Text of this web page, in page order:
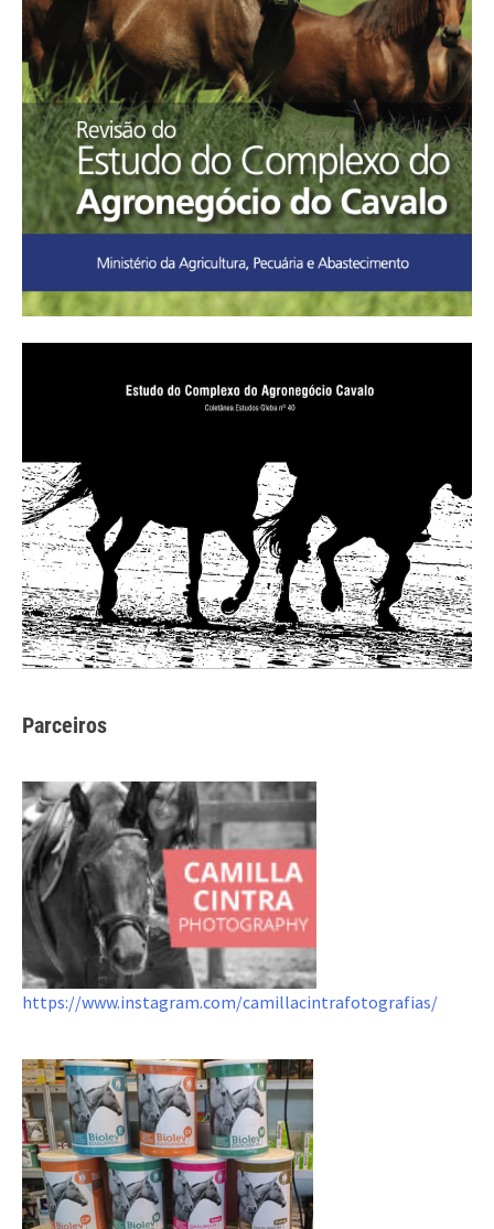
Parceiros
https://www.instagram.com/camillacintrafotografias/